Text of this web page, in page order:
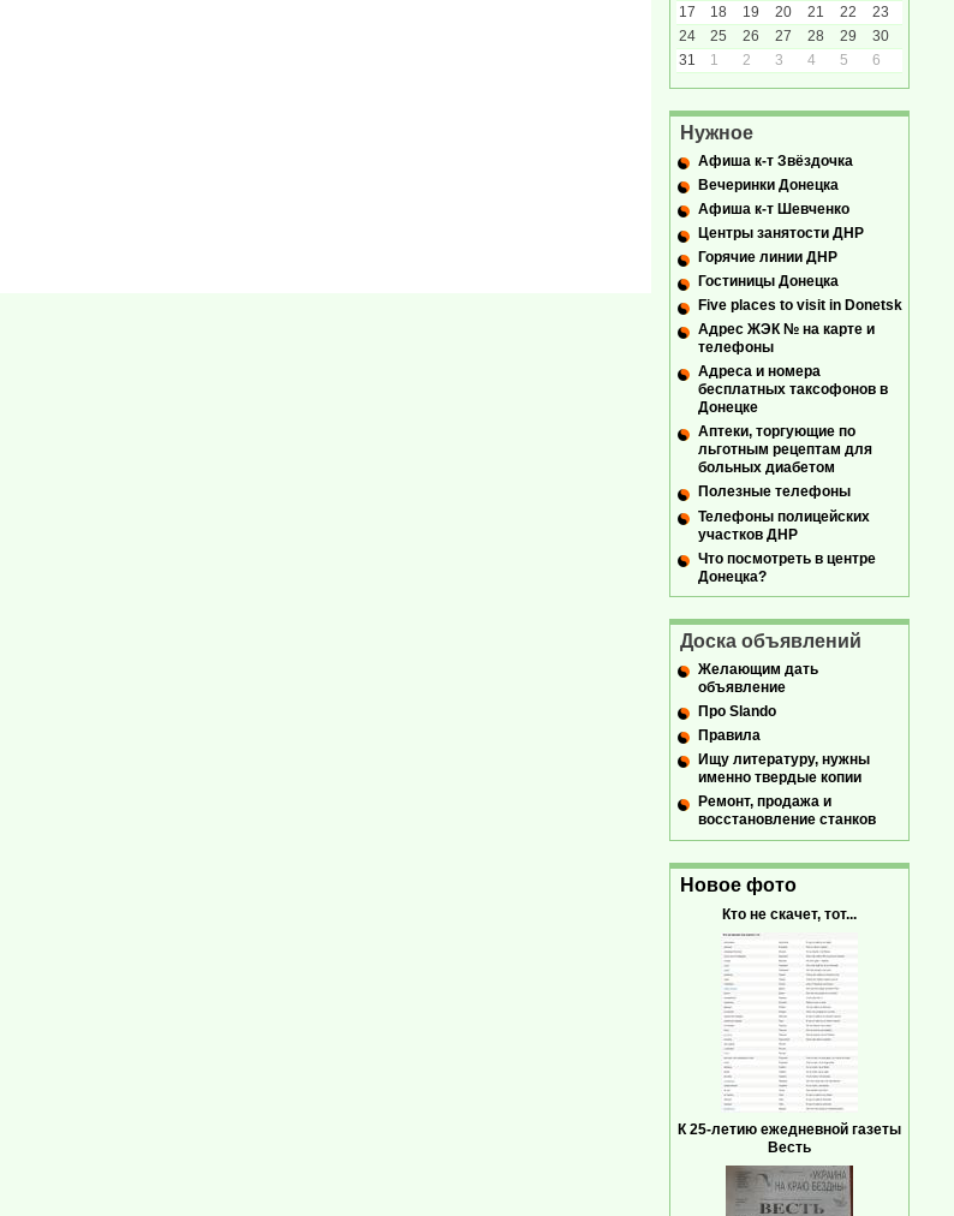
17
18 19 20 21 22
23
24
25 26 27 28 29
30
31
1 2 3 4 5 6
Нужное
Афиша к-т Звёздочка
Вечеринки Донецка
Афиша к-т Шевченко
Центры занятости ДНР
Горячие линии ДНР
Гостиницы Донецка
Five places to visit in Donetsk
Адрес ЖЭК № на карте и
телефоны
Адреса и номера
бесплатных таксофонов в
Донецке
Аптеки, торгующие по
льготным рецептам для
больных диабетом
Полезные телефоны
Телефоны полицейских
участков ДНР
Что посмотреть в центре
Донецка?
Доска объявлений
Желающим дать
объявление
Про Slando
Правила
Ищу литературу, нужны
именно твердые копии
Ремонт, продажа и
восстановление станков
Новое фото
Кто не скачет, тот...
К 25-летию ежедневной газеты
Весть